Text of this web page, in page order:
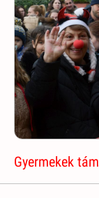
Gyermekek